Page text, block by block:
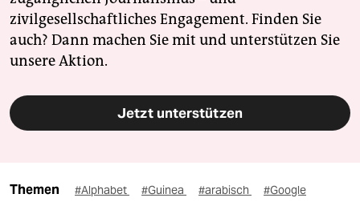
zivilgesellschaftliches Engagement. Finden Sie
auch? Dann machen Sie mit und unterstützen Sie
unsere Aktion.
Jetzt unterstützen
Themen #Alphabet #Guinea #arabisch #Google